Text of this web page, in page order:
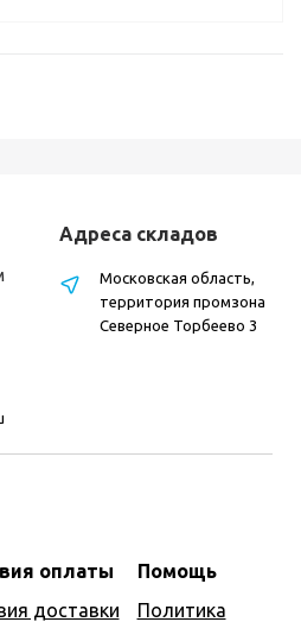
оплаты
доставки
Помощь
Политика
Адреса складов
Московская область,
территория промзона
Северное Торбеево 3